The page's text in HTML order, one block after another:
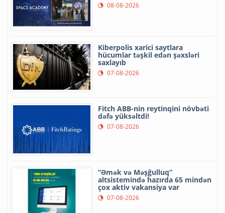
08-08-2026
Kiberpolis xarici saytlara
hücumlar təşkil edən şəxsləri
saxlayıb
07-08-2026
Fitch ABB-nin reytinqini növbəti
dəfə yüksəltdi!
07-08-2026
“Əmək və Məşğulluq”
altsistemində hazırda 65 mindən
çox aktiv vakansiya var
07-08-2026